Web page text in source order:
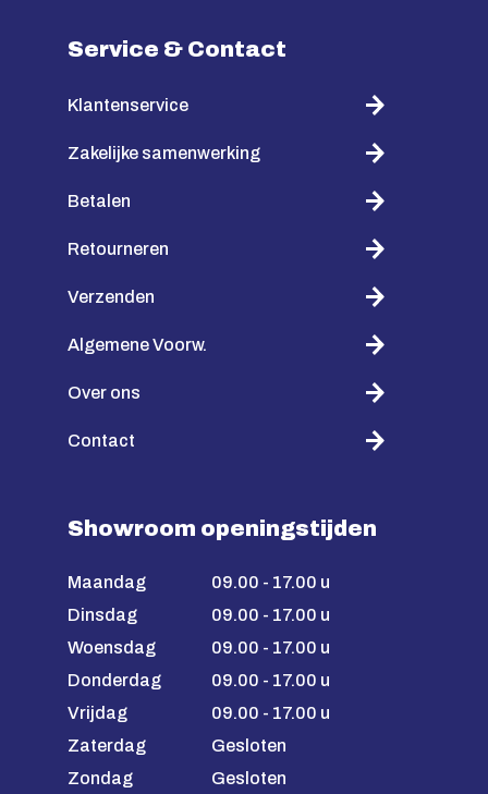
Service & Contact
Klantenservice
Zakelijke samenwerking
Betalen
Retourneren
Verzenden
Algemene Voorw.
Over ons
Contact
Showroom openingstijden
Maandag
09.00 - 17.00 u
Dinsdag
09.00 - 17.00 u
Woensdag
09.00 - 17.00 u
Donderdag
09.00 - 17.00 u
Vrijdag
09.00 - 17.00 u
Zaterdag
Gesloten
Zondag
Gesloten